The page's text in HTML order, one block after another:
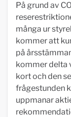
På grund av
många ur
kommer att
på
kommer delta
kort och den
frågestunden
uppmanar